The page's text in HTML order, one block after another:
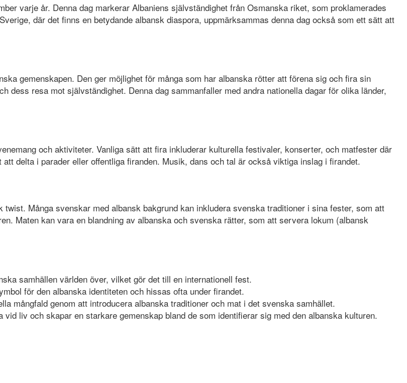
varje år. Denna dag markerar Albaniens självständighet från Osmanska riket, som proklamerades
där det finns en betydande albansk diaspora, uppmärksammas denna dag också som ett sätt att
gemenskapen. Den ger möjlighet för många som har albanska rötter att förena sig och fira sin
dess resa mot självständighet. Denna dag sammanfaller med andra nationella dagar för olika länder,
och aktiviteter. Vanliga sätt att fira inkluderar kulturella festivaler, konserter, och matfester där
delta i parader eller offentliga firanden. Musik, dans och tal är också viktiga inslag i firandet.
Många svenskar med albansk bakgrund kan inkludera svenska traditioner i sina fester, som att
Maten kan vara en blandning av albanska och svenska rätter, som att servera lokum (albansk
samhällen världen över, vilket gör det till en internationell fest.
för den albanska identiteten och hissas ofta under firandet.
mångfald genom att introducera albanska traditioner och mat i det svenska samhället.
liv och skapar en starkare gemenskap bland de som identifierar sig med den albanska kulturen.